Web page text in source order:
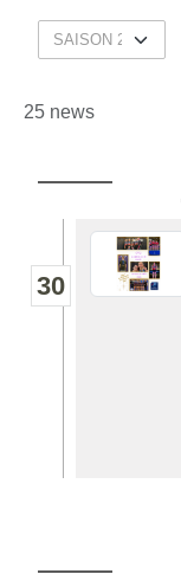
25 news
30